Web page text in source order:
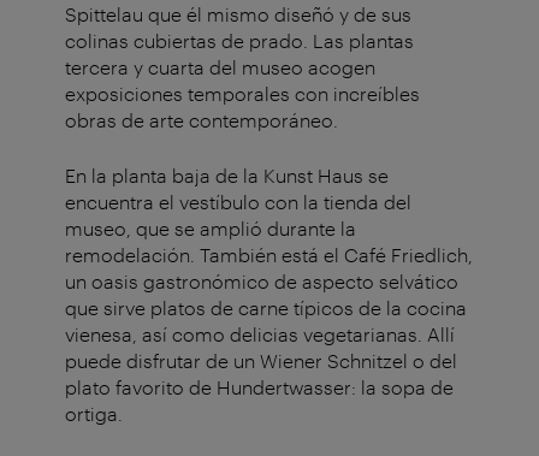
Spittelau que él mismo diseñó y de sus
colinas cubiertas de prado. Las plantas
tercera y cuarta del museo acogen
exposiciones temporales con increíbles
obras de arte contemporáneo.
En la planta baja de la Kunst Haus se
encuentra el vestíbulo con la tienda del
museo, que se amplió durante la
remodelación. También está el Café Friedlich,
un oasis gastronómico de aspecto selvático
que sirve platos de carne típicos de la cocina
vienesa, así como delicias vegetarianas. Allí
puede disfrutar de un Wiener Schnitzel o del
plato favorito de Hundertwasser: la sopa de
ortiga.